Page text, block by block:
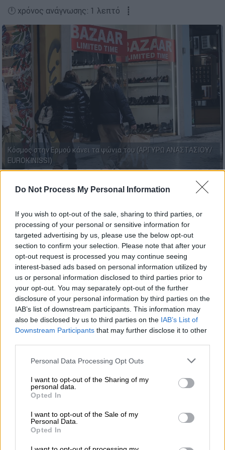
Do Not Process My Personal Information
If you wish to opt-out of the sale, sharing to third parties, or
processing of your personal or sensitive information for
targeted advertising by us, please use the below opt-out
section to confirm your selection. Please note that after your
opt-out request is processed you may continue seeing
interest-based ads based on personal information utilized by
us or personal information disclosed to third parties prior to
your opt-out. You may separately opt-out of the further
disclosure of your personal information by third parties on the
IAB’s list of downstream participants. This information may
also be disclosed by us to third parties on the IAB’s List of
Downstream Participants that may further disclose it to other
Please note that this website/app uses one or more Google
not limited to your visit or usage behaviour. You may click to
grant or deny consent to Google and its third-party tags to
use your data for below specified purposes in below Google
consent section.
Personal Data Processing Opt Outs
I want to opt-out of the Sharing of my
personal data.
Opted In
I want to opt-out of the Sale of my
Personal Data.
Opted In
🕛 χρόνος ανάγνωσης: 1 λεπτό ┋
Κόσμος στην Ερμού κάνει τα ψώνια του (ΑΡΓΥΡΩ ΑΝΑΣΤΑΣΙΟΥ/
EUROKINISSI)
Προσθέστε το ΕΘΝΟΣ στη Google
Και αυτή τηνΚυριακήθα είναικλειστάτα
εμπορικάκαταστήματα παρά την αρχική
ανακοίνωση πως θα είναιανοιχτά.
Τα μαγαζιά θα λειτουργούσαν τηνπερασμένη
Κυριακή, ωστόσο αυτό δεν έγινε λόγω της
κακοκαιρίαςEVA.
Όπως ανακοινώθηκε τώρα από τη Γενική
Γραμματεία Εμπορίου, τα εμπορικά
καταστήματα θα είναι κλειστά την Κυριακή
13 Νοεμβρίου και ανοιχτά την
Κυριακή 27
Η ανακοίνωση αναφέρει:
«Η Γενική Γραμματεία Εμπορίου και
Προστασίας Καταναλωτή του υπουργείου